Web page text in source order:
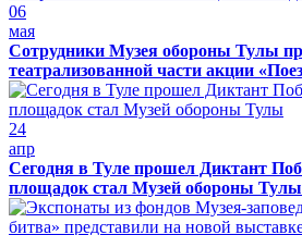
06
мая
Сотрудники Музея обороны Тулы
театрализованной части акции
24
апр
Сегодня в Туле прошел Диктант
площадок стал Музей обороны Тулы